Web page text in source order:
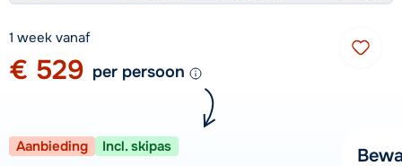
1 week vanaf
€ 529 per persoon
Aanbieding Incl. skipas